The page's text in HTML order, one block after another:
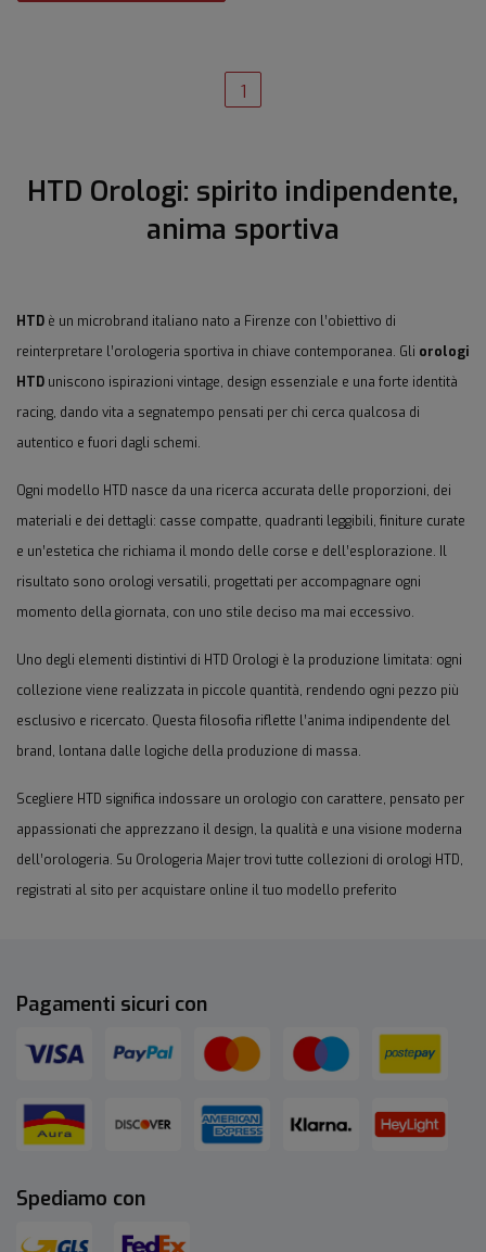
1
HTD Orologi: spirito indipendente,
anima sportiva
HTD è un microbrand italiano nato a Firenze con l’obiettivo di
reinterpretare l’orologeria sportiva in chiave contemporanea. Gli orologi
HTD uniscono ispirazioni vintage, design essenziale e una forte identità
racing, dando vita a segnatempo pensati per chi cerca qualcosa di
autentico e fuori dagli schemi.
Ogni modello HTD nasce da una ricerca accurata delle proporzioni, dei
materiali e dei dettagli: casse compatte, quadranti leggibili, finiture curate
e un’estetica che richiama il mondo delle corse e dell’esplorazione. Il
risultato sono orologi versatili, progettati per accompagnare ogni
momento della giornata, con uno stile deciso ma mai eccessivo.
Uno degli elementi distintivi di HTD Orologi è la produzione limitata: ogni
collezione viene realizzata in piccole quantità, rendendo ogni pezzo più
esclusivo e ricercato. Questa filosofia riflette l’anima indipendente del
brand, lontana dalle logiche della produzione di massa.
Scegliere HTD significa indossare un orologio con carattere, pensato per
appassionati che apprezzano il design, la qualità e una visione moderna
dell’orologeria. Su Orologeria Majer trovi tutte collezioni di orologi HTD,
registrati al sito per acquistare online il tuo modello preferito
Pagamenti sicuri con
Spediamo con